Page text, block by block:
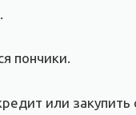
пончики.
или закупить